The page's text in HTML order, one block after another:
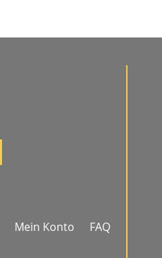
Mein Konto FAQ